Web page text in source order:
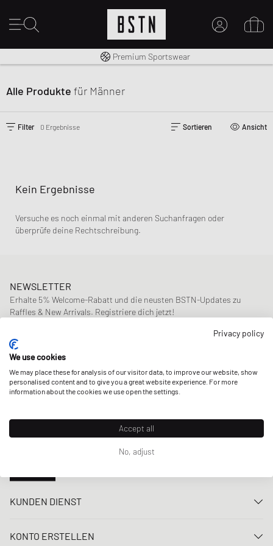
EINEN ACCOUNT ERSTELLEN
Kostenloser Versand nach DE ab € 70
Premium Sportswear
Alle Produkte für Männer
Filter 0 Ergebnisse Sortieren Ansicht
Kein Ergebnisse
Versuche es noch einmal mit anderen Suchanfragen oder
überprüfe deine Rechtschreibung.
NEWSLETTER
Erhalte 5% Welcome-Rabatt und die neusten BSTN-Updates zu
Raffles & New Arrivals. Registriere dich jetzt!
E-Mail-Adresse
KUNDEN DIENST
FAQ
KONTO ERSTELLEN
Privacy policy
We use cookies
We may place these for analysis of our visitor data, to improve our website, show
personalised content and to give you a great website experience. For more
information about the cookies we use open the settings.
Accept all
No, adjust